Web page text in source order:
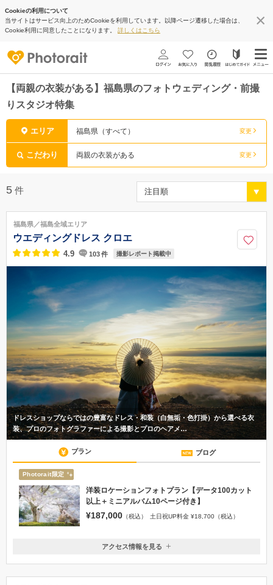
Cookieの利用について
当サイトはサービス向上のためCookieを利用しています。以降ページ遷移した場合は、
Cookie利用に同意したことになります。 詳しくはこちら
【両親の衣装がある】福島県のフォトウェディング・前撮
りスタジオ特集
エリア 福島県（すべて） 変更
こだわり 両親の衣装がある 変更
5 件
福島県／福島全域エリア
ウエディングドレス クロエ
4.9 103件 撮影レポート掲載中
ドレスショップならではの豊富なドレス・和装（白無垢・色打掛）から選べる衣
装、プロのフォトグラファーによる撮影とプロのヘアメ…
プラン ブログ
Photorait限定
洋装ロケーションフォトプラン【データ100カット
以上＋ミニアルバム10ページ付き】
¥187,000 （税込） 土日祝UP料金 ¥18,700（税込）
福島県郡山市八山田西4-151
アクセス情報を見る